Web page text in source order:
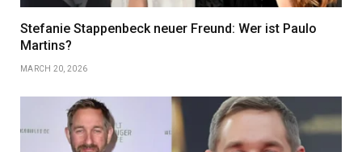
Stefanie Stappenbeck neuer Freund: Wer ist Paulo
Martins?
MARCH 20, 2026